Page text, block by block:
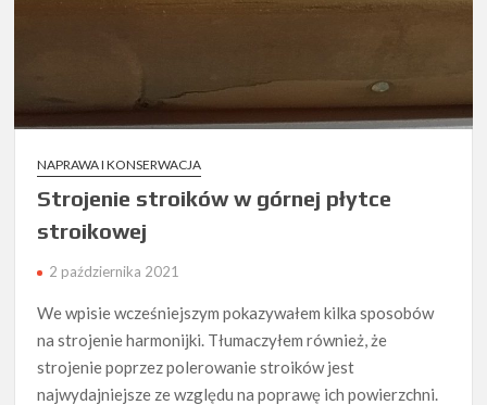
NAPRAWA I KONSERWACJA
Strojenie stroików w górnej płytce
stroikowej
2 października 2021
We wpisie wcześniejszym pokazywałem kilka sposobów
na strojenie harmonijki. Tłumaczyłem również, że
strojenie poprzez polerowanie stroików jest
najwydajniejsze ze względu na poprawę ich powierzchni.